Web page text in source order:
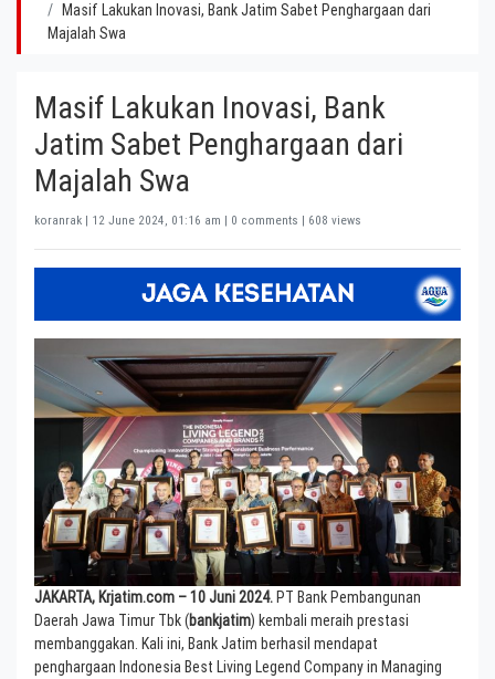
Masif Lakukan Inovasi, Bank Jatim Sabet Penghargaan dari
Majalah Swa
Masif Lakukan Inovasi, Bank
Jatim Sabet Penghargaan dari
Majalah Swa
koranrak | 12 June 2024, 01:16 am | 0 comments | 608 views
JAKARTA, Krjatim.com – 10 Juni 2024. PT Bank Pembangunan
Daerah Jawa Timur Tbk (bankjatim) kembali meraih prestasi
membanggakan. Kali ini, Bank Jatim berhasil mendapat
penghargaan Indonesia Best Living Legend Company in Managing